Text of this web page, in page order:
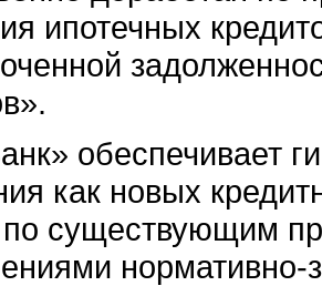
ипотечных
обеспечивает
как новых
существующим
нормативно-